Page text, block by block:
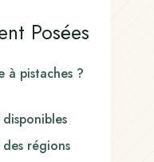
Posées
à pistaches ?
régions